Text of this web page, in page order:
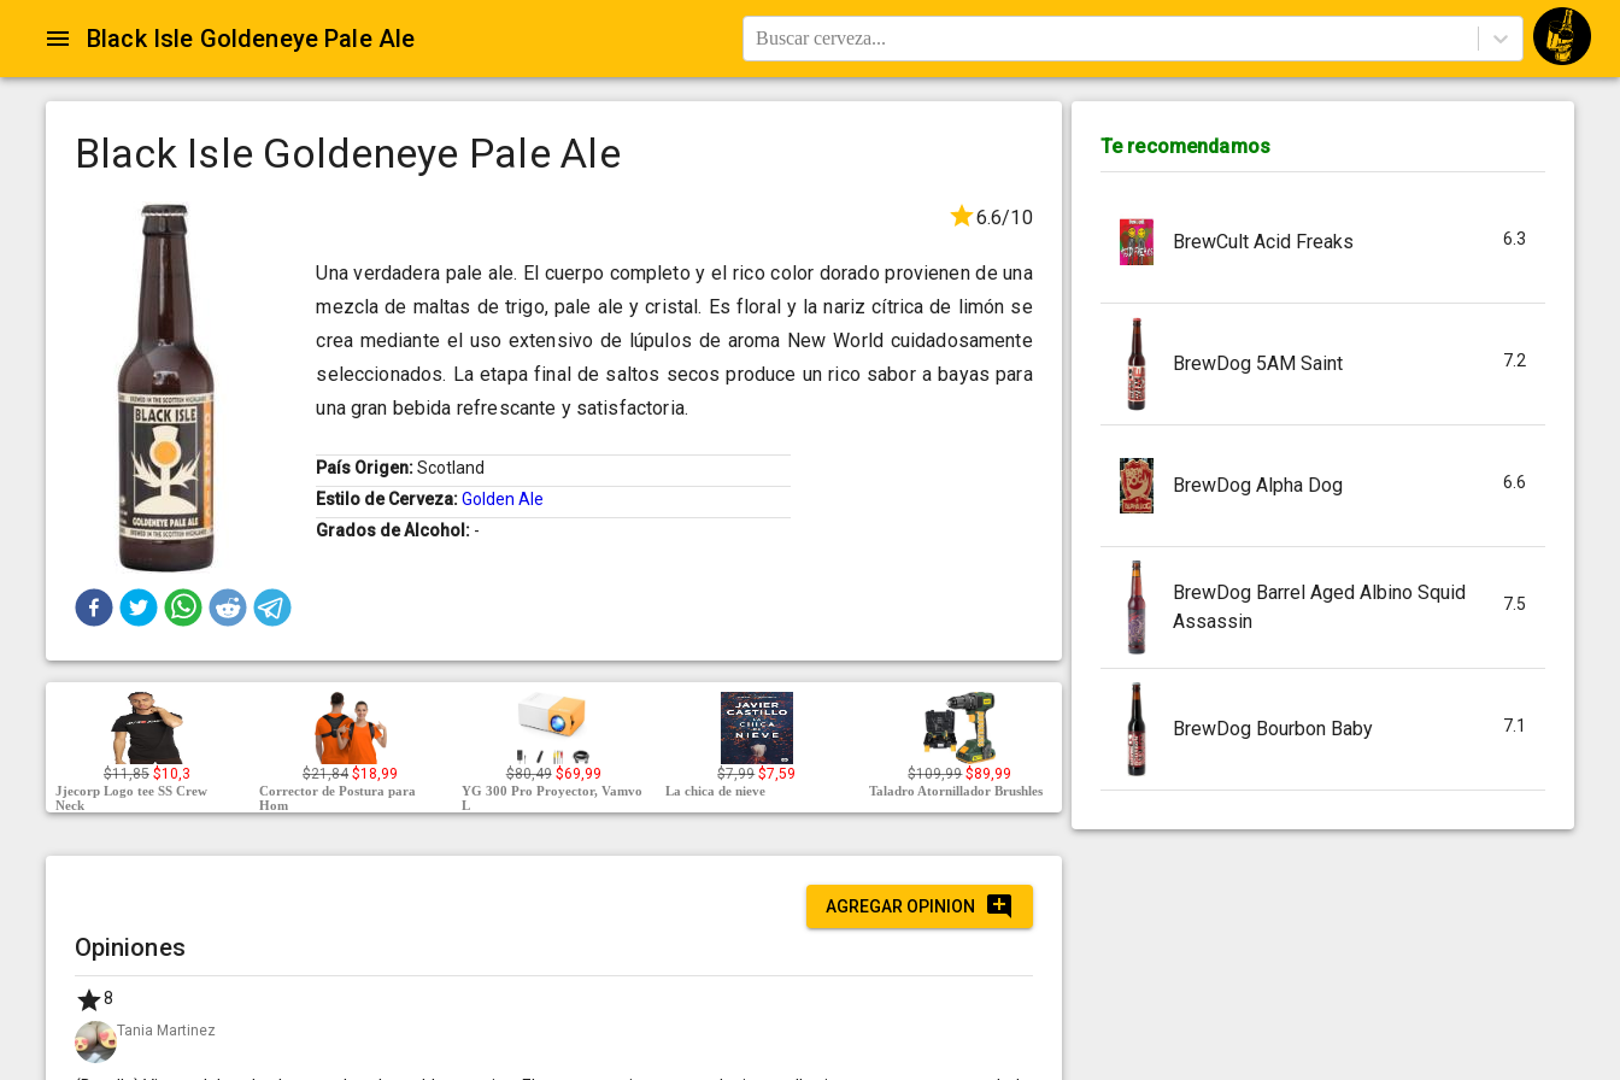
Black Isle Goldeneye Pale Ale Buscar cerveza...
Black Isle Goldeneye Pale Ale
6.6/10
Una verdadera pale ale. El cuerpo completo y el rico color dorado provienen de una
mezcla de maltas de trigo, pale ale y cristal. Es floral y la nariz cítrica de limón se
crea mediante el uso extensivo de lúpulos de aroma New World cuidadosamente
seleccionados. La etapa final de saltos secos produce un rico sabor a bayas para
una gran bebida refrescante y satisfactoria.
País Origen:Scotland
Estilo de Cerveza:Golden Ale
Grados de Alcohol: -
$11,85 $10,3
Jjecorp Logo tee SS Crew
Neck
$21,84 $18,99
Corrector de Postura para
Hom
$80,49 $69,99
YG 300 Pro Proyector, Vamvo
L
$7,99 $7,59
La chica de nieve
$109,99 $89,99
Taladro Atornillador Brushles
AGREGAR OPINION
Opiniones
8
Tania Martinez
Te recomendamos
BrewCult Acid Freaks 6.3
BrewDog 5AM Saint 7.2
BrewDog Alpha Dog 6.6
BrewDog Barrel Aged Albino Squid
Assassin
7.5
BrewDog Bourbon Baby 7.1